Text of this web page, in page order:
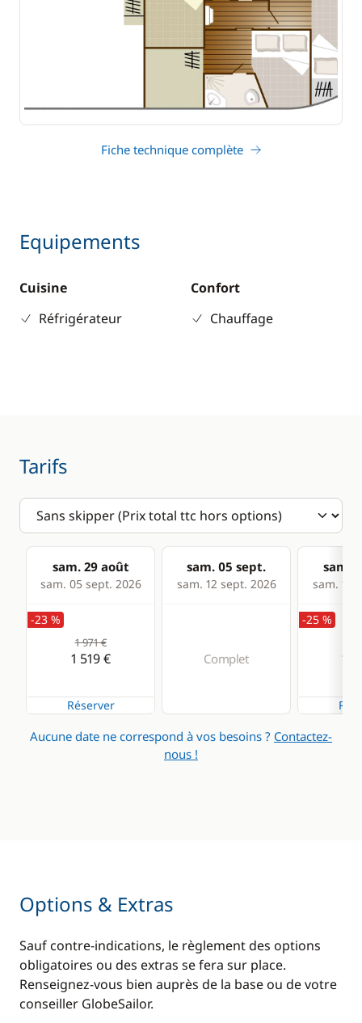
Fiche technique complète
Equipements
Cuisine
Réfrigérateur
Confort
Chauffage
Tarifs
sam. 29 août
sam. 05 sept. 2026
sam. 05 sept.
sam. 12 sept. 2026
sam.
sam. 19
-23 %
1 971 €
1 519 €
Réserver
Complet
-25 %
1
Aucune date ne correspond à vos besoins ? Contactez-
nous !
Options & Extras
Sauf contre-indications, le règlement des options
obligatoires ou des extras se fera sur place.
Renseignez-vous bien auprès de la base ou de votre
conseiller GlobeSailor.